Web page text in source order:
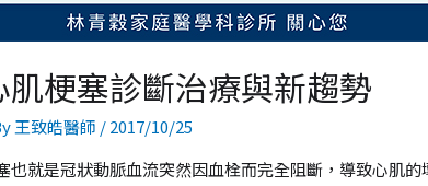
肌梗塞診斷治療與新趨勢
王致皓醫師 /2017/10/25
也就是冠狀動脈血流突然因血栓而完全阻斷，導致心肌